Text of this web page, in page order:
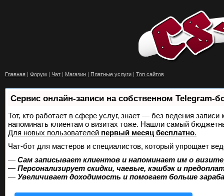
Главная | Форум | Чат | Магазин | Платные услуги | Топ сайтов
Сервис онлайн-записи на собственном Telegram-
Тот, кто работает в сфере услуг, знает — без ведения
напоминать клиентам о визитах тоже. Нашли самый
Для новых пользователей первый месяц бесплатно.
Чат-бот для мастеров и специалистов, который упрощает
— Сам записывает клиентов и напоминает им о
— Персонализирует скидки, чаевые, кэшбэк и
— Увеличивает доходимость и помогает больше